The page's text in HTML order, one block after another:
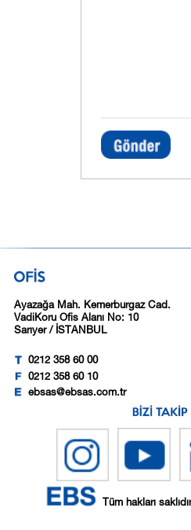
Ayazağa Mah. Kemerburgaz Cad.
VadiKoru Ofis Alanı No: 10
Sarıyer / İSTANBUL
0212 358 60 00
0212 358 60 10
ebsas@ebsas.com.tr
Tüm hakları